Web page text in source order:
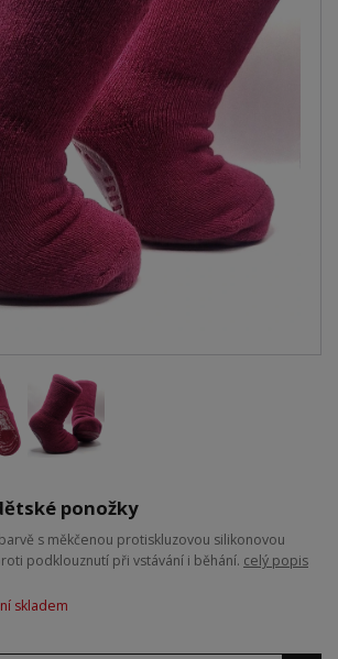
ponožky
s měkčenou protiskluzovou silikonovou
podklouznutí při vstávání i běhání. celý popis
skladem